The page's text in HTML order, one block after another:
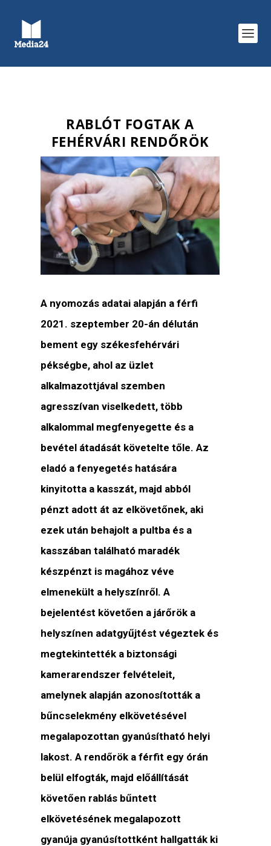
RABLÓT FOGTAK A
FEHÉRVÁRI RENDŐRÖK
A nyomozás adatai alapján a férfi
2021. szeptember 20-án délután
bement egy székesfehérvári
pékségbe, ahol az üzlet
alkalmazottjával szemben
agresszívan viselkedett, több
alkalommal megfenyegette és a
bevétel átadását követelte tőle. Az
eladó a fenyegetés hatására
kinyitotta a kasszát, majd abból
pénzt adott át az elkövetőnek, aki
ezek után behajolt a pultba és a
kasszában található maradék
készpénzt is magához véve
elmenekült a helyszínről. A
bejelentést követően a járőrök a
helyszínen adatgyűjtést végeztek és
megtekintették a biztonsági
kamerarendszer felvételeit,
amelynek alapján azonosították a
bűncselekmény elkövetésével
megalapozottan gyanúsítható helyi
lakost. A rendőrök a férfit egy órán
belül elfogták, majd előállítását
követően rablás bűntett
elkövetésének megalapozott
gyanúja gyanúsítottként hallgatták ki